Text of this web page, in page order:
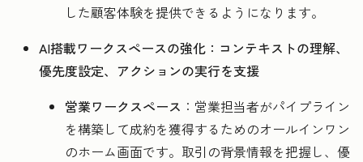
した顧客体験を提供できるようになります。
AI搭載ワークスペースの強化：コンテキストの理解、
優先度設定、アクションの実行を支援
営業ワークスペース ：営業担当者がパイプライン
を構築して成約を獲得するためのオールインワン
のホーム画面です。取引の背景情報を把握し、優